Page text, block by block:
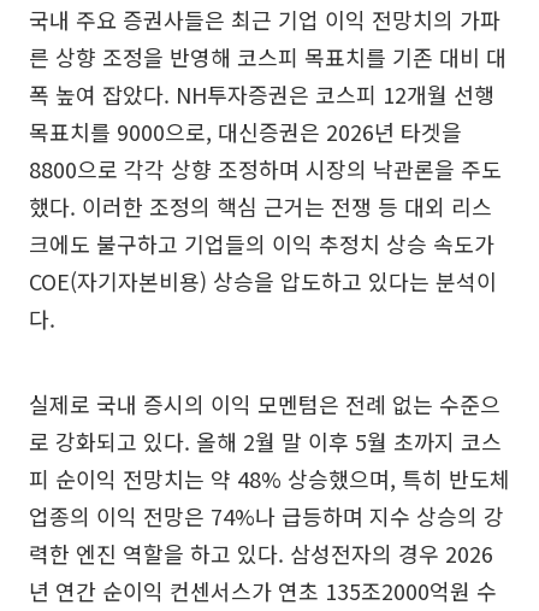
국내 주요 증권사들은 최근 기업 이익 전망치의 가파
른 상향 조정을 반영해 코스피 목표치를 기존 대비 대
폭 높여 잡았다. NH투자증권은 코스피 12개월 선행
목표치를 9000으로, 대신증권은 2026년 타겟을
8800으로 각각 상향 조정하며 시장의 낙관론을 주도
했다. 이러한 조정의 핵심 근거는 전쟁 등 대외 리스
크에도 불구하고 기업들의 이익 추정치 상승 속도가
COE(자기자본비용) 상승을 압도하고 있다는 분석이
다.
실제로 국내 증시의 이익 모멘텀은 전례 없는 수준으
로 강화되고 있다. 올해 2월 말 이후 5월 초까지 코스
피 순이익 전망치는 약 48% 상승했으며, 특히 반도체
업종의 이익 전망은 74%나 급등하며 지수 상승의 강
력한 엔진 역할을 하고 있다. 삼성전자의 경우 2026
년 연간 순이익 컨센서스가 연초 135조2000억원 수